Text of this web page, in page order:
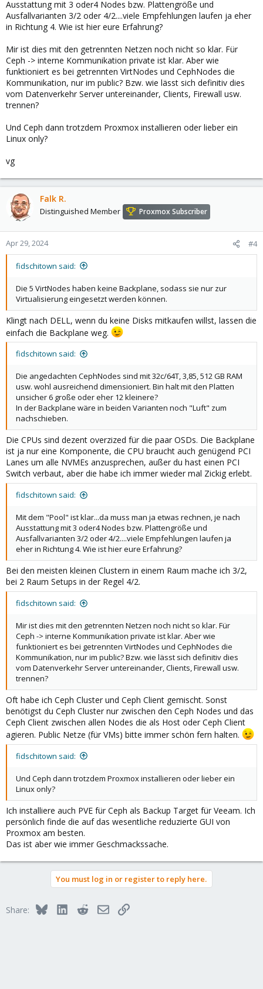
Ausstattung mit 3 oder4 Nodes bzw. Plattengröße und
Ausfallvarianten 3/2 oder 4/2....viele Empfehlungen laufen ja eher
in Richtung 4. Wie ist hier eure Erfahrung?
Mir ist dies mit den getrennten Netzen noch nicht so klar. Für
Ceph -> interne Kommunikation private ist klar. Aber wie
funktioniert es bei getrennten VirtNodes und CephNodes die
Kommunikation, nur im public? Bzw. wie lässt sich definitiv dies
vom Datenverkehr Server untereinander, Clients, Firewall usw.
trennen?
Und Ceph dann trotzdem Proxmox installieren oder lieber ein
Linux only?
vg
Falk R.
Distinguished Member Proxmox Subscriber
Apr 29, 2024 #4
fidschitown said:
Die 5 VirtNodes haben keine Backplane, sodass sie nur zur
Virtualisierung eingesetzt werden können.
Klingt nach DELL, wenn du keine Disks mitkaufen willst, lassen die
einfach die Backplane weg.
fidschitown said:
Die angedachten CephNodes sind mit 32c/64T, 3,85, 512 GB RAM
usw. wohl ausreichend dimensioniert. Bin halt mit den Platten
unsicher 6 große oder eher 12 kleinere?
In der Backplane wäre in beiden Varianten noch "Luft" zum
nachschieben.
Die CPUs sind dezent overzized für die paar OSDs. Die Backplane
ist ja nur eine Komponente, die CPU braucht auch genügend PCI
Lanes um alle NVMEs anzusprechen, außer du hast einen PCI
Switch verbaut, aber die habe ich immer wieder mal Zickig erlebt.
fidschitown said:
Mit dem "Pool" ist klar...da muss man ja etwas rechnen, je nach
Ausstattung mit 3 oder4 Nodes bzw. Plattengröße und
Ausfallvarianten 3/2 oder 4/2....viele Empfehlungen laufen ja
eher in Richtung 4. Wie ist hier eure Erfahrung?
Bei den meisten kleinen Clustern in einem Raum mache ich 3/2,
bei 2 Raum Setups in der Regel 4/2.
fidschitown said:
Mir ist dies mit den getrennten Netzen noch nicht so klar. Für
Ceph -> interne Kommunikation private ist klar. Aber wie
funktioniert es bei getrennten VirtNodes und CephNodes die
Kommunikation, nur im public? Bzw. wie lässt sich definitiv dies
vom Datenverkehr Server untereinander, Clients, Firewall usw.
trennen?
Oft habe ich Ceph Cluster und Ceph Client gemischt. Sonst
benötigst du Ceph Cluster nur zwischen den Ceph Nodes und das
Ceph Client zwischen allen Nodes die als Host oder Ceph Client
agieren. Public Netze (für VMs) bitte immer schön fern halten.
fidschitown said:
Und Ceph dann trotzdem Proxmox installieren oder lieber ein
Linux only?
Ich installiere auch PVE für Ceph als Backup Target für Veeam. Ich
persönlich finde die auf das wesentliche reduzierte GUI von
Proxmox am besten.
Das ist aber wie immer Geschmackssache.
You must log in or register to reply here.
Share: BlueskyLinkedInRedditEmailLink